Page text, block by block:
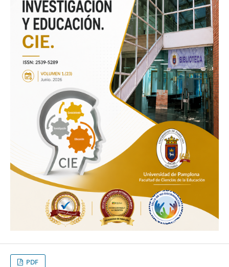
PDF